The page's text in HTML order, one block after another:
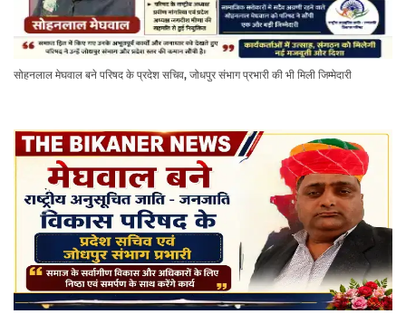
सोहनलाल मेघवाल बने परिषद के प्रदेश सचिव, जोधपुर संभाग प्रभारी की भी मिली जिम्मेदारी